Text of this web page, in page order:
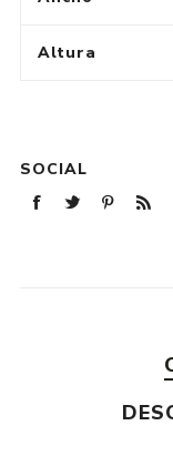
Altura
SOCIAL